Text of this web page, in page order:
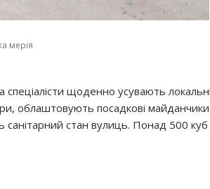
мерія
спеціалісти щоденно усувають локальні
облаштовують посадкові майданчики
стан вулиць. Понад 500 куб